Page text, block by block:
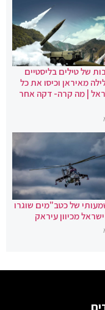
של טילים בליסטיים
מאיראן וכיסו את כל
| מה קרה- דקה אחר
של כטב"מים שוגרו
מכיוון עיראק